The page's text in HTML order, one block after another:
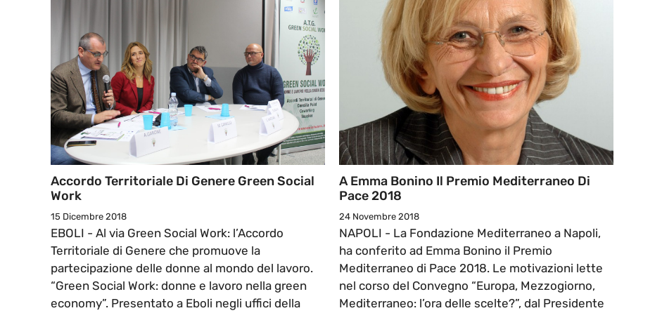
Accordo Territoriale Di Genere Green Social
Work
15 Dicembre 2018
EBOLI - Al via Green Social Work: l’Accordo
Territoriale di Genere che promuove la
partecipazione delle donne al mondo del lavoro.
“Green Social Work: donne e lavoro nella green
economy”. Presentato a Eboli negli uffici della
A Emma Bonino Il Premio Mediterraneo Di
Pace 2018
24 Novembre 2018
NAPOLI - La Fondazione Mediterraneo a Napoli,
ha conferito ad Emma Bonino il Premio
Mediterraneo di Pace 2018. Le motivazioni lette
nel corso del Convegno “Europa, Mezzogiorno,
Mediterraneo: l’ora delle scelte?”, dal Presidente